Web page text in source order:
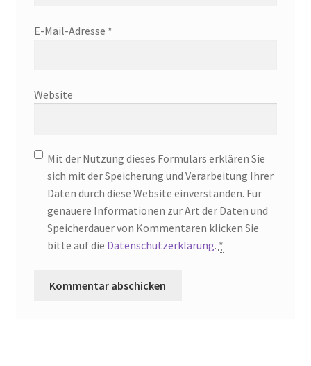
E-Mail-Adresse *
Website
Mit der Nutzung dieses Formulars erklären Sie
sich mit der Speicherung und Verarbeitung Ihrer
Daten durch diese Website einverstanden. Für
genauere Informationen zur Art der Daten und
Speicherdauer von Kommentaren klicken Sie
bitte auf die Datenschutzerklärung. *